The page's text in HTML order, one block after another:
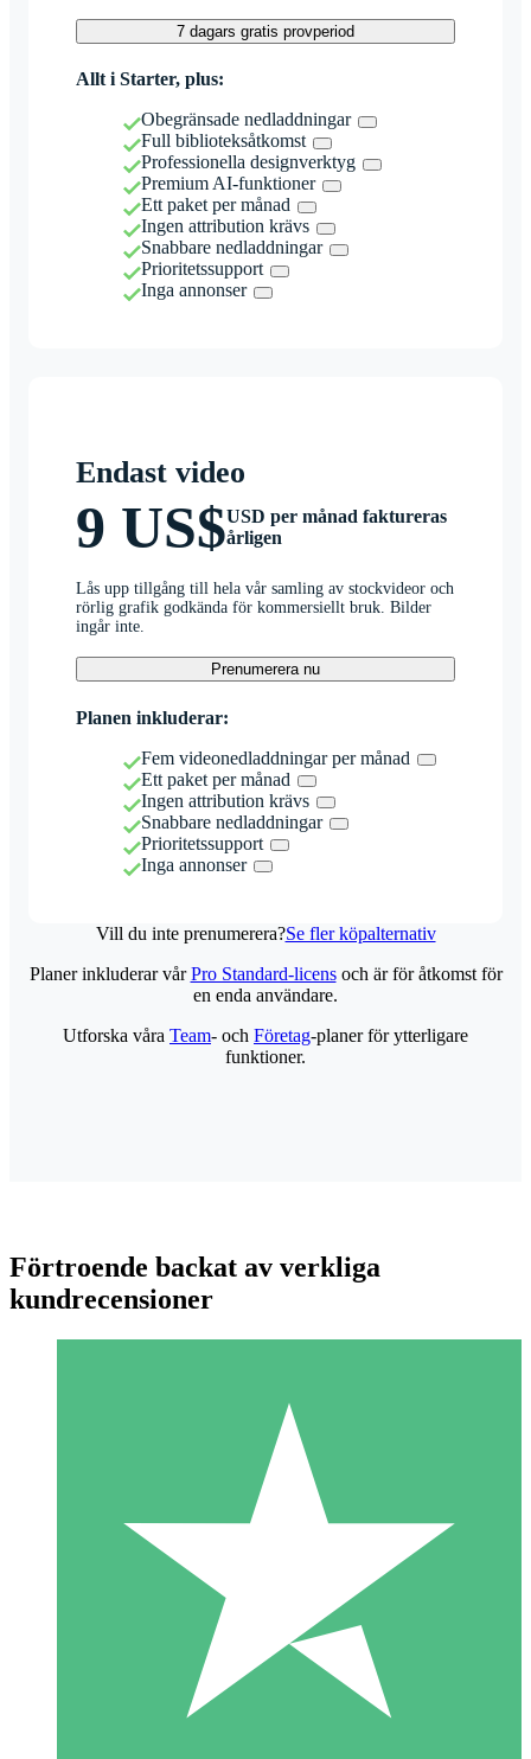
7 dagars gratis provperiod
Allt i Starter, plus:
Obegränsade nedladdningar
Full biblioteksåtkomst
Professionella designverktyg
Premium AI-funktioner
Ett paket per månad
Ingen attribution krävs
Snabbare nedladdningar
Prioritetssupport
Inga annonser
Endast video
9 US$USD per månad faktureras
årligen
Lås upp tillgång till hela vår samling av stockvideor och
rörlig grafik godkända för kommersiellt bruk. Bilder
ingår inte.
Prenumerera nu
Planen inkluderar:
Fem videonedladdningar per månad
Ett paket per månad
Ingen attribution krävs
Snabbare nedladdningar
Prioritetssupport
Inga annonser
Vill du inte prenumerera?Se fler köpalternativ
Individuella Kreditpaket
Betala per användning med nedladdningskrediter. Inget
1 Nedladdningar
10 00
Planer inkluderar vårPro Standard-licensoch är för åtkomst för
en enda användare.
Utforska våra Team- och Företag-planer för ytterligare
funktioner.
Förtroende backat av verkliga
kundrecensioner